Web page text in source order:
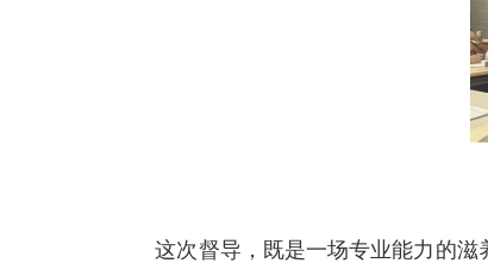
这次督导，既是一场专业能力的